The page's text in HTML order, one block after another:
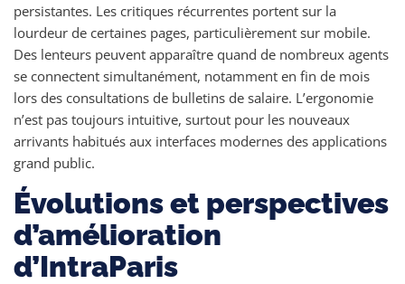
persistantes. Les critiques récurrentes portent sur la
lourdeur de certaines pages, particulièrement sur mobile.
Des lenteurs peuvent apparaître quand de nombreux agents
se connectent simultanément, notamment en fin de mois
lors des consultations de bulletins de salaire. L’ergonomie
n’est pas toujours intuitive, surtout pour les nouveaux
arrivants habitués aux interfaces modernes des applications
grand public.
Évolutions et perspectives
d’amélioration
d’IntraParis